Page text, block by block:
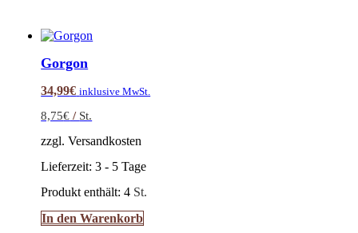
Gorgon
34,99€ inklusive MwSt.
8,75€ / St.
zzgl. Versandkosten
Lieferzeit:3 - 5 Tage
Produkt enthält: 4 St.
In den Warenkorb